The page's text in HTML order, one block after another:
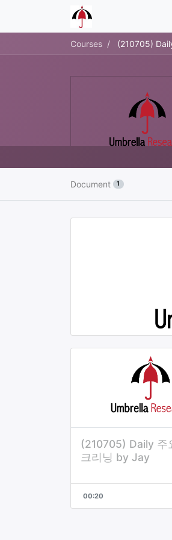
Courses (210705)
Document 1
(210705) Daily 주
크리닝 by Jay
00:20